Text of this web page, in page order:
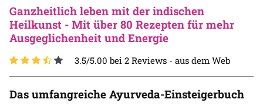
Ganzheitlich leben mit der indischen
Heilkunst - Mit über 80 Rezepten für mehr
Ausgeglichenheit und Energie
3.5/5.00 bei 2 Reviews - aus dem Web
Das umfangreiche Ayurveda-Einsteigerbuch